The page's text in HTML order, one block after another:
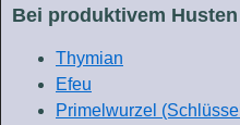
Bei produktivem
Thymian
Efeu
Primelwurzel